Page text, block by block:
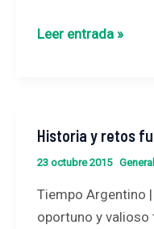
Atando
Leer entrada »
Historia y retos
23 octubre 2015 General
Tiempo Argentino
oportuno y valioso
Historia
y
futuros